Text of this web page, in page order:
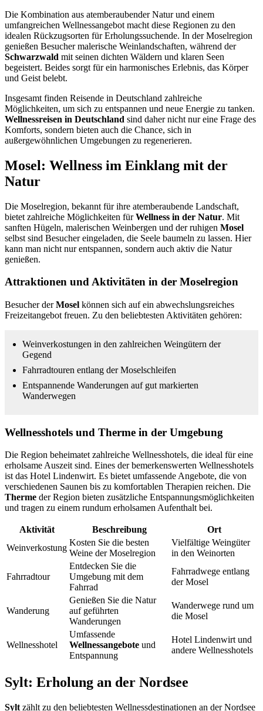
Die Kombination aus atemberaubender Natur und einem
umfangreichen Wellnessangebot macht diese Regionen zu den
idealen Rückzugsorten für Erholungssuchende. In der Moselregion
genießen Besucher malerische Weinlandschaften, während der
Schwarzwald mit seinen dichten Wäldern und klaren Seen
begeistert. Beides sorgt für ein harmonisches Erlebnis, das Körper
und Geist belebt.
Insgesamt finden Reisende in Deutschland zahlreiche
Möglichkeiten, um sich zu entspannen und neue Energie zu tanken.
Wellnessreisen in Deutschland sind daher nicht nur eine Frage des
Komforts, sondern bieten auch die Chance, sich in
außergewöhnlichen Umgebungen zu regenerieren.
Mosel: Wellness im Einklang mit der
Natur
Die Moselregion, bekannt für ihre atemberaubende Landschaft,
bietet zahlreiche Möglichkeiten fürWellness in der Natur. Mit
sanften Hügeln, malerischen Weinbergen und der ruhigen Mosel
selbst sind Besucher eingeladen, die Seele baumeln zu lassen. Hier
kann man nicht nur entspannen, sondern auch aktiv die Natur
genießen.
Attraktionen und Aktivitäten in der Moselregion
Besucher derMosel können sich auf ein abwechslungsreiches
Freizeitangebot freuen. Zu den beliebtesten Aktivitäten gehören:
Weinverkostungen in den zahlreichen Weingütern der
Gegend
Fahrradtouren entlang der Moselschleifen
Entspannende Wanderungen auf gut markierten
Wanderwegen
Wellnesshotels und Therme in der Umgebung
Die Region beheimatet zahlreiche Wellnesshotels, die ideal für eine
erholsame Auszeit sind. Eines der bemerkenswerten Wellnesshotels
ist das Hotel Lindenwirt. Es bietet umfassende Angebote, die von
verschiedenen Saunen bis zu komfortablen Therapien reichen. Die
Therme der Region bieten zusätzliche Entspannungsmöglichkeiten
und tragen zu einem rundum erholsamen Aufenthalt bei.
Aktivität Beschreibung
Ort
Weinverkostung
Kosten Sie die besten
Weine der Moselregion
Vielfältige Weingüter
in den Weinorten
Fahrradtour
Entdecken Sie die
Umgebung mit dem
Fahrrad
Fahrradwege entlang
der Mosel
Wanderung
Genießen Sie die Natur
auf geführten
Wanderungen
Wanderwege rund um
die Mosel
Wellnesshotel
Umfassende
Wellnessangebote und
Entspannung
Hotel Lindenwirt und
andere Wellnesshotels
Sylt: Erholung an der Nordsee
Sylt zählt zu den beliebtesten Wellnessdestinationen an der Nordsee